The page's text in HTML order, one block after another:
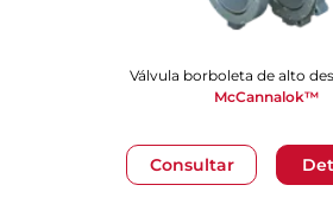
Consultar
Válvula borboleta de alto
McCannalok™